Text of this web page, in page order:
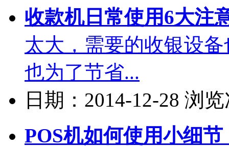
收款机日常使用6大注
太大，需要的收银设
也为了节省...
日期：2014-12-28 浏
POS机如何使用小细节